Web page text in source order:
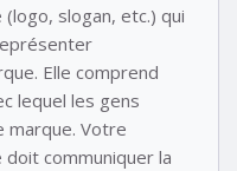
slogan, etc.) qui
Elle comprend
lequel les gens
marque. Votre
communiquer la